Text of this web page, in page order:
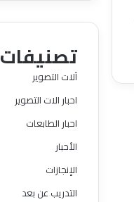
تصنيفات
آلات التصوير
احبار الات التصوير
احبار الطابعات
الأحبار
الإنجازات
التدريب عن بعد